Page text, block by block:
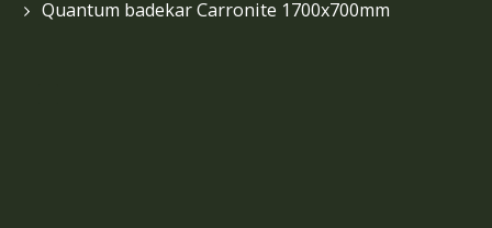
Quantum badekar Carronite 1700x700mm